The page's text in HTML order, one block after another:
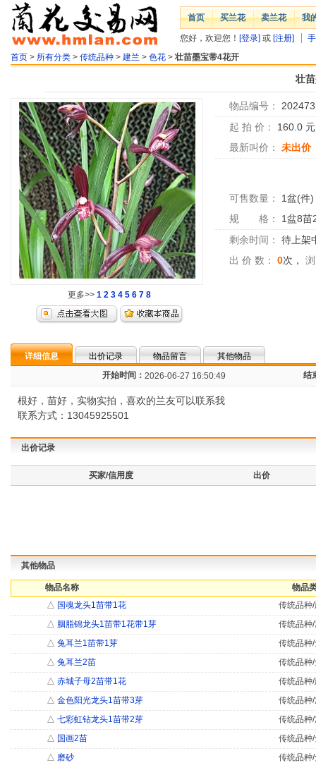
首页 买兰花 卖兰花 我
您好，欢迎您！ [登录] 或 [注册]
首页 > 所有分类 > 传统品种 > 建兰 > 色花 > 壮苗墨宝带4花开
壮
更多>> 1 2 3 4 5 6 7 8
物品编号：
起 拍 价：
160.0
最新叫价：
未出价
可售数量： 1盆(件)
规 格：
1盆8苗
剩余时间：
待上架
出 价 数：
0次，
详细信息 出价记录 物品留言
其他物品
开始时间： 2026-06-27 16:50:49 结
根好，苗好，实物实拍，喜欢的兰友可以联系我
联系方式：13045925501
出价记录
买家/信用度 出价
其他物品
物品名称
物品
△ 国魂龙头1苗带1花
传统品种
△ 胭脂锦龙头1苗带1花带1芽
传统品种
△ 兔耳兰1苗带1芽
传统品种
△ 兔耳兰2苗
传统品种
△ 赤城子母2苗带1花
传统品种
△ 金色阳光龙头1苗带3芽
传统品种
△ 七彩虹钻龙头1苗带2芽
传统品种
△ 国画2苗
传统品种
△ 磨砂
传统品种